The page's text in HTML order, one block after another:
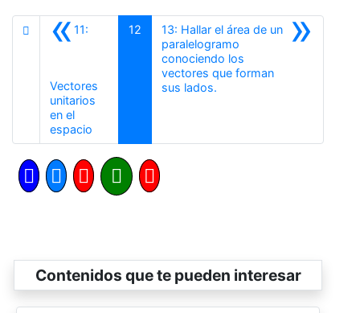
«11:
Vectores
unitarios
en el
espacio
12 »
13: Hallar el área de un
paralelogramo
conociendo los
vectores que forman
sus lados.
Contenidos que te pueden interesar